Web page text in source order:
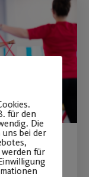
in
für den
Die
bei der
für